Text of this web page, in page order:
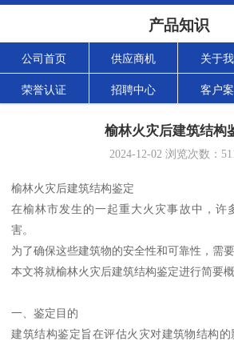
产品知识
公司首页 供应商机 关于
荣誉认证 招聘中心 客户
榆林火灾后建筑结构
2024-12-02浏览次数：
榆林火灾后建筑结构鉴定
在榆林市发生的一起重大火灾事故中，许
害。
为了确保这些建筑物的安全性和可靠性，需
本文将就榆林火灾后建筑结构鉴定进行简要概
一、鉴定目的
建筑结构鉴定旨在评估火灾对建筑物结构